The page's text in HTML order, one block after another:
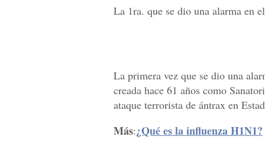
La 1ra. que se dio una alarma en
La primera vez que se dio una
creada hace 61 años como
ataque terrorista de ántrax en
Más:¿Qué es la influenza H1N1?